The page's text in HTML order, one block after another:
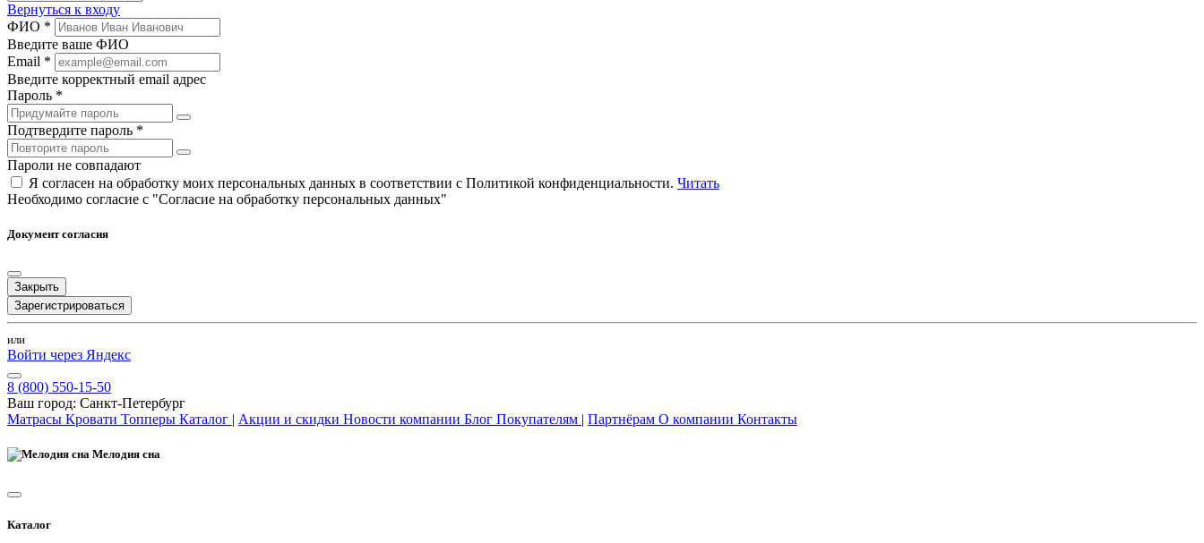
Вернуться к входу
ФИО *
Введите ваше ФИО
Email *
Введите корректный email адрес
Пароль *
Подтвердите пароль *
Пароли не совпадают
Я согласен на обработку моих персональных данных в соответствии с Политикой конфиденциальности. Читать
Необходимо согласие с "Согласие на обработку персональных данных"
Документ согласия
Закрыть
Зарегистрироваться
или
Войти через Яндекс
8 (800) 550-15-50
Ваш город: Санкт-Петербург
Матрасы Кровати Топперы Каталог | Акции и скидки Новости компании Блог Покупателям | Партнёрам О компании Контакты
Мелодия сна
Каталог